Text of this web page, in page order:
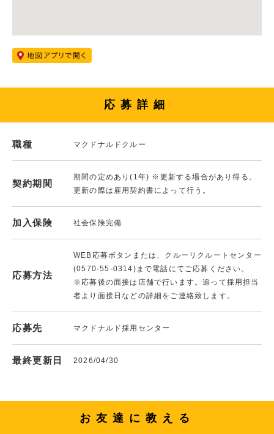
応募詳細
職種 マクドナルドクルー
契約期間
期間の定めあり(1年) ※更新する場合があり得る。
更新の際は雇用契約書によって行う。
加入保険 社会保険完備
応募方法
WEB応募ボタンまたは、クルーリクルートセンター
(0570-55-0314)まで電話にてご応募ください。
※応募後の面接は店舗で行います。追って採用担当
者より面接日などの詳細をご連絡致します。
応募先 マクドナルド採用センター
最終更新日 2026/04/30
お友達に教える